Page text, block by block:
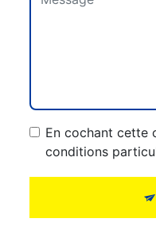
En cochant cette
conditions